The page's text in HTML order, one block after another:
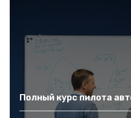
Полный курс пилота